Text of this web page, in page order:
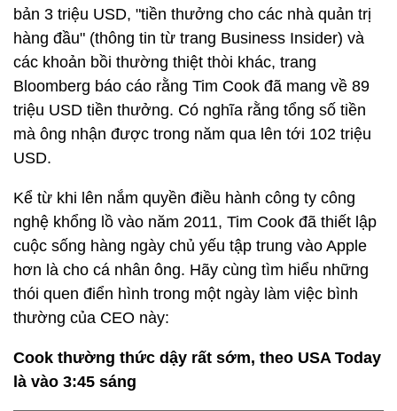
bản 3 triệu USD, "tiền thưởng cho các nhà quản trị
hàng đầu" (thông tin từ trang Business Insider) và
các khoản bồi thường thiệt thòi khác, trang
Bloomberg báo cáo rằng Tim Cook đã mang về 89
triệu USD tiền thưởng. Có nghĩa rằng tổng số tiền
mà ông nhận được trong năm qua lên tới 102 triệu
USD.
Kể từ khi lên nắm quyền điều hành công ty công
nghệ khổng lồ vào năm 2011, Tim Cook đã thiết lập
cuộc sống hàng ngày chủ yếu tập trung vào Apple
hơn là cho cá nhân ông. Hãy cùng tìm hiểu những
thói quen điển hình trong một ngày làm việc bình
thường của CEO này:
Cook thường thức dậy rất sớm, theo USA Today
là vào 3:45 sáng